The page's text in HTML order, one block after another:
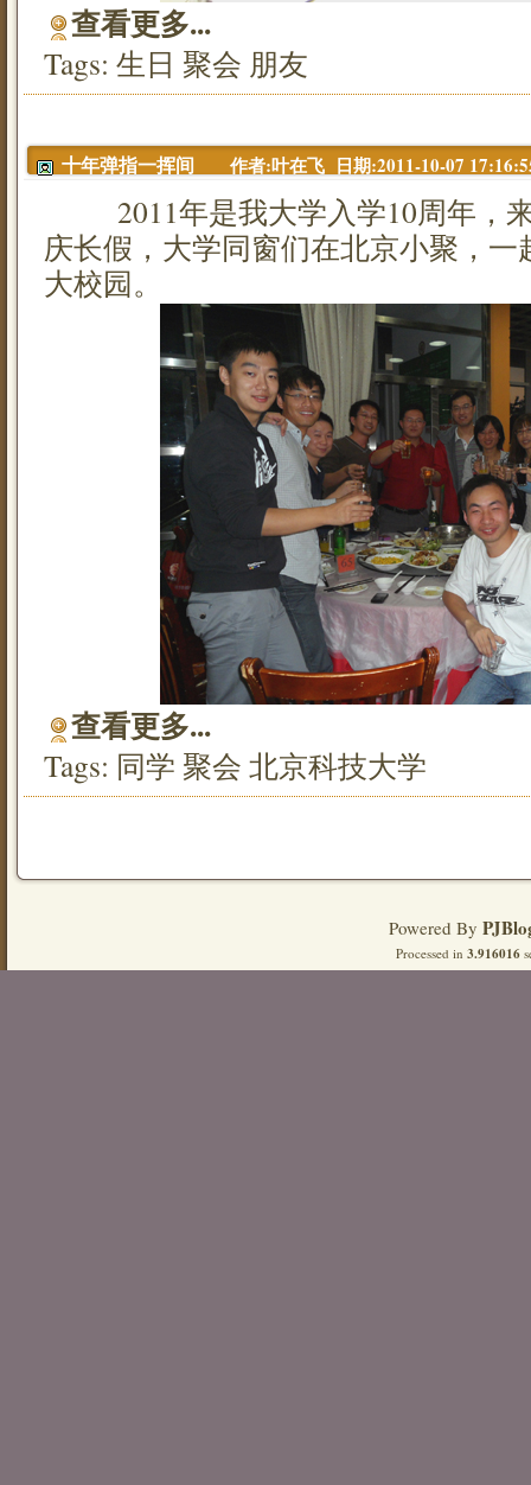
查看更多...
Tags: 生日 聚会 朋友
十年弹指一挥间 作者:叶在飞 日期:2011-10-07
2011年是我大学入学10周年，来
庆长假，大学同窗们在北京小聚，
大校园。
查看更多...
Tags: 同学 聚会 北京科技大学
Powered By
Processed in 3.916016